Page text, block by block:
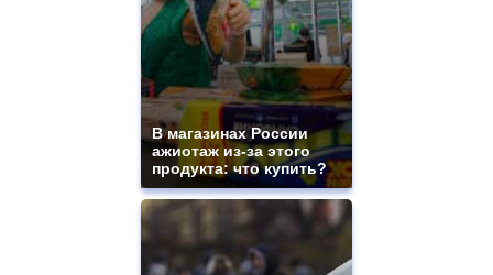
В магазинах России
ажиотаж из-за этого
продукта: что купить?